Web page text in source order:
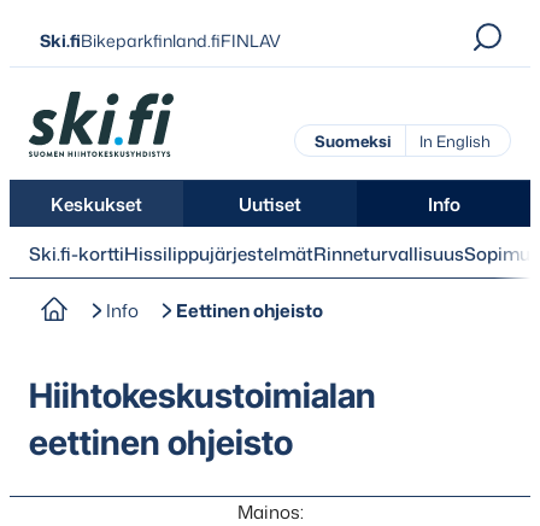
Siirry
suoraan
sisältöön
Ski.fiBikeparkfinland.fiFINLAV
Ski.fi
Suomeksi In English
Keskukset Uutiset
Info
Ski.fi-korttiHissilippujärjestelmätRinneturvallisuus
Info Eettinen ohjeisto
Hiihtokeskustoimialan
eettinen ohjeisto
Mainos: